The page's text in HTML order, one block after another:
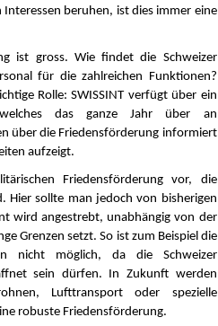
beruhen, ist dies immer eine
ist gross. Wie findet die Schweizer
für die zahlreichen Funktionen?
Rolle: SWISSINT verfügt über ein
welches das ganze Jahr über an
über die Friedensförderung informiert
aufzeigt.
Friedensförderung vor, die
Hier sollte man jedoch von bisherigen
wird angestrebt, unabhängig von der
Grenzen setzt. So ist zum Beispiel die
nicht möglich, da die Schweizer
sein dürfen. In Zukunft werden
Lufttransport oder spezielle
robuste Friedensförderung.